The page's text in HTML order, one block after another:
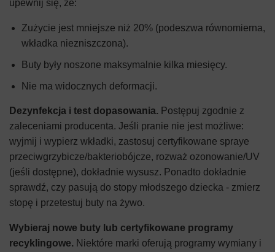
upewnij się, że:
Zużycie jest mniejsze niż 20% (podeszwa równomierna,
wkładka niezniszczona).
Buty były noszone maksymalnie kilka miesięcy.
Nie ma widocznych deformacji.
Dezynfekcja i test dopasowania. Postępuj zgodnie z
zaleceniami producenta. Jeśli pranie nie jest możliwe:
wyjmij i wypierz wkładki, zastosuj certyfikowane spraye
przeciwgrzybicze/bakteriobójcze, rozważ ozonowanie/UV
(jeśli dostępne), dokładnie wysusz. Ponadto dokładnie
sprawdź, czy pasują do stopy młodszego dziecka - zmierz
stopę i przetestuj buty na żywo.
Wybieraj nowe buty lub certyfikowane programy
recyklingowe. Niektóre marki oferują programy wymiany i